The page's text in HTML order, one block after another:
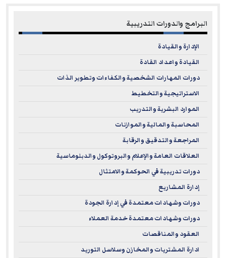
البرامج والدورات التدريبية
الإدارة والقيادة
القيادة واعداد القادة
دورات المهارات الشخصية والكفاءات وتطوير الذات
الاستراتيجية والتخطيط
الموارد البشرية والتدريب
المحاسبة والمالية والموازنات
المراجعة والتدقيق والرقابة
العلاقات العامة والإعلام والبروتوكول والدبلوماسية
دورات تدريبية في الحوكمة والامتثال
إدارة المشاريع
دورات وشهادات معتمدة في إدارة الجودة
دورات وشهادات معتمدة خدمة العملاء
العقود والمناقصات
ادارة المشتريات والمخازن وسلاسل التوريد